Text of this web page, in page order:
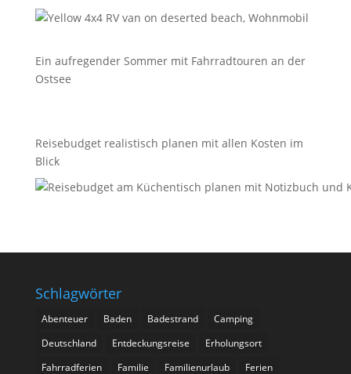
Ein aufregender Sommer mit Fahrradtouren an der
Ostsee
Reisebudget realistisch planen mit allen Kosten im
Blick
Schlagwörter
Abenteuer Baden Badestrand
Camping
Deutschland
Entdeckungsreise
Erholungsort
Fahrradferien
Familie Familienurlaub
Ferien